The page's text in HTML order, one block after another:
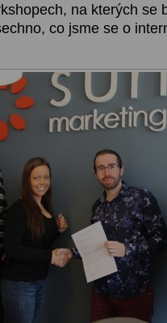
na kterých se
co jsme se o